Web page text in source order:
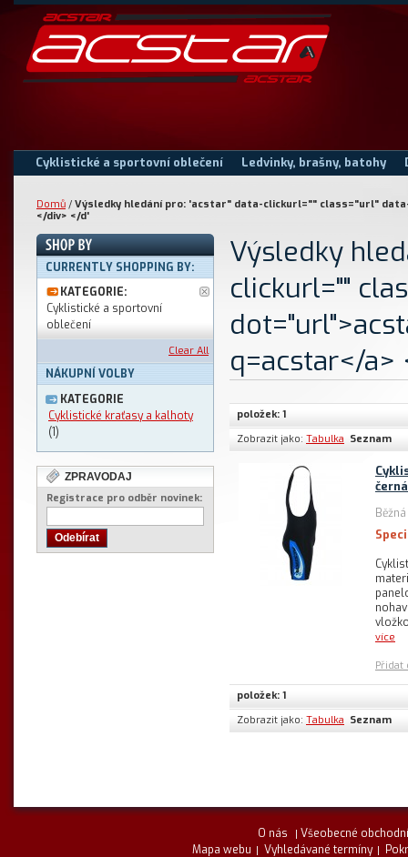
Cyklistické a sportovní oblečení Ledvinky, brašny, batohy
Domů / Výsledky hledání pro: 'acstar" data-clickurl="" class="url"
</div> </d'
Výsledky
clickurl=""
q=acstar</
položek: 1
Zobrazit jako: Tabulka Seznam
více
Přidat
položek: 1
Zobrazit jako: Tabulka Seznam
CURRENTLY SHOPPING BY:
KATEGORIE:
Cyklistické a sportovní
oblečení
Clear All
NÁKUPNÍ VOLBY
KATEGORIE
Cyklistické kraťasy a kalhoty
(1)
ZPRAVODAJ
Registrace pro odběr novinek:
Odebírat
O nás
Všeobecné
Mapa webu
Vyhledávané termíny